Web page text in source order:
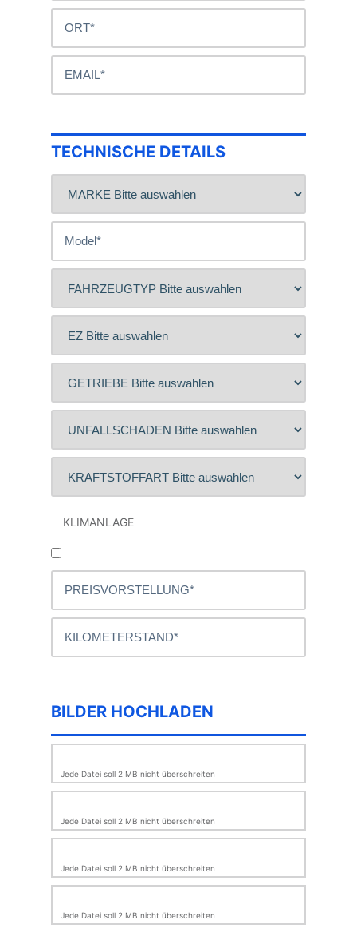
TECHNISCHE DETAILS
KLIMANLAGE
BILDER HOCHLADEN
Jede Datei soll 2 MB nicht überschreiten
Jede Datei soll 2 MB nicht überschreiten
Jede Datei soll 2 MB nicht überschreiten
Jede Datei soll 2 MB nicht überschreiten